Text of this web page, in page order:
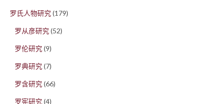
罗氏人物研究(179)
罗从彦研究(52)
罗伦研究(9)
罗典研究(7)
罗含研究(66)
罗宪研究(4)